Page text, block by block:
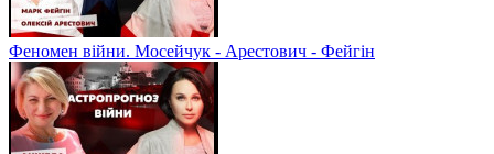
Феномен війни. Мосейчук - Арестович - Фейгін